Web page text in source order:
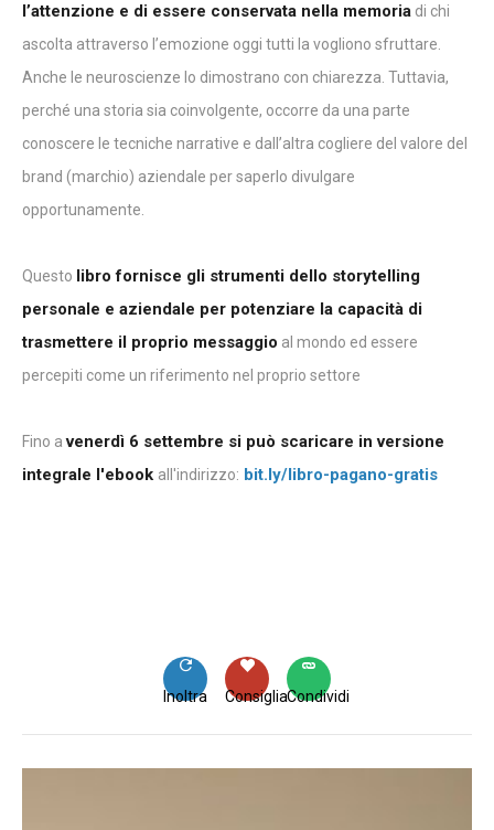
l’attenzione e di essere conservata nella memoria di chi
ascolta attraverso l’emozione oggi tutti la vogliono sfruttare.
Anche le neuroscienze lo dimostrano con chiarezza. Tuttavia,
perché una storia sia coinvolgente, occorre da una parte
conoscere le tecniche narrative e dall’altra cogliere del valore del
brand (marchio) aziendale per saperlo divulgare
opportunamente.
Questo libro fornisce gli strumenti dello storytelling
personale e aziendale per potenziare la capacità di
trasmettere il proprio messaggio al mondo ed essere
percepiti come un riferimento nel proprio settore
Fino avenerdì 6 settembre si può scaricare in versione
integrale l'ebook all'indirizzo: bit.ly/libro-pagano-gratis
Condividi
Consiglia
Inoltra